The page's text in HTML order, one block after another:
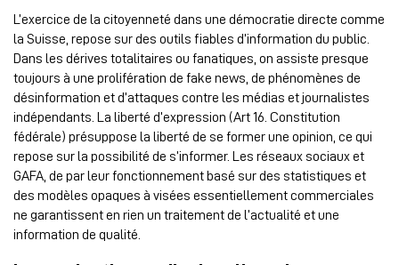
L’exercice de la citoyenneté dans une démocratie directe comme
la Suisse, repose sur des outils fiables d’information du public.
Dans les dérives totalitaires ou fanatiques, on assiste presque
toujours à une prolifération de fake news, de phénomènes de
désinformation et d’attaques contre les médias et journalistes
indépendants. La liberté d’expression (Art 16. Constitution
fédérale) présuppose la liberté de se former une opinion, ce qui
repose sur la possibilité de s’informer. Les réseaux sociaux et
GAFA, de par leur fonctionnement basé sur des statistiques et
des modèles opaques à visées essentiellement commerciales
ne garantissent en rien un traitement de l’actualité et une
information de qualité.